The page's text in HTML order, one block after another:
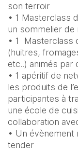
son terroir
• 1 Masterclass
un sommelier de
• 1
(huitres,
etc..) animés
• 1 apéritif de
les produits de
participantes à
une école de
collaboration
• Un
tender